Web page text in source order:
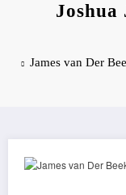
Joshua
James van Der